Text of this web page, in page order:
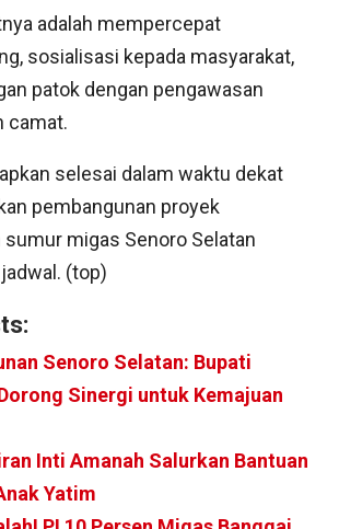
adalah mempercepat
sosialisasi kepada masyarakat,
patok dengan pengawasan
camat.
selesai dalam waktu dekat
pembangunan proyek
migas Senoro Selatan
(top)
Senoro Selatan: Bupati
Sinergi untuk Kemajuan
Inti Amanah Salurkan Bantuan
Yatim